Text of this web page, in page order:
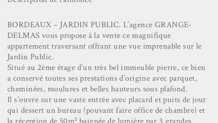
BORDEAUX – JARDIN PUBLIC. L’agence GRANGE-
DELMAS vous propose à la vente ce magnifique
appartement traversant offrant une vue imprenable sur le
Jardin Public.
Situé au 2ème étage d’un très bel immeuble pierre, ce bien
a conservé toutes ses prestations d’origine avec parquet,
cheminées, moulures et belles hauteurs sous plafond.
Il s’ouvre sur une vaste entrée avec placard et puits de jour
qui dessert un bureau (pouvant faire office de chambre) et